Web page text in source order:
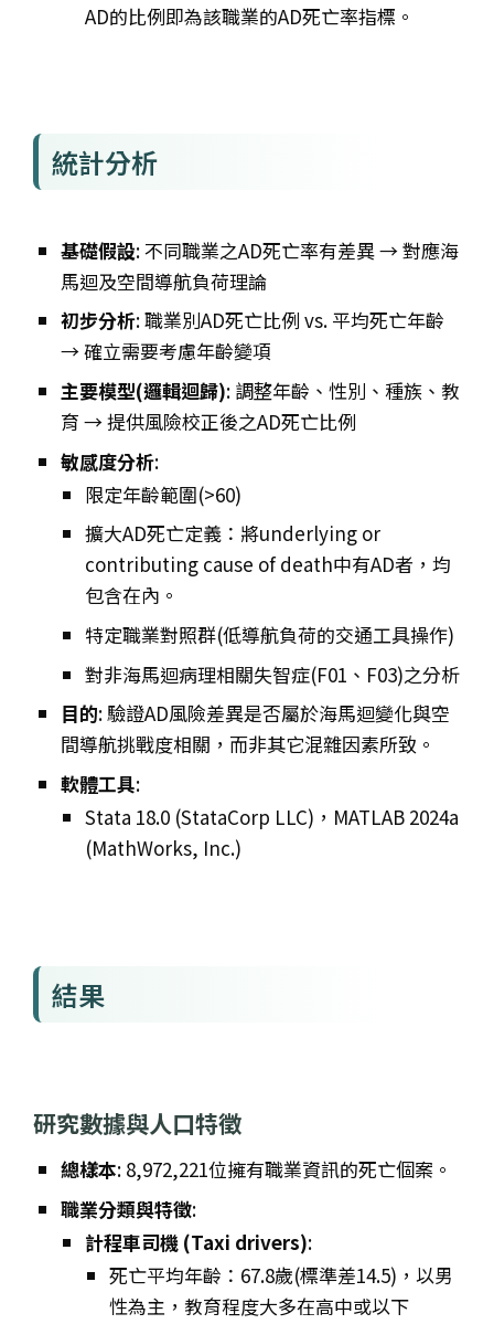
AD的比例即為該職業的AD死亡率指標。
統計分析
基礎假設: 不同職業之AD死亡率有差異 → 對應海
馬迴及空間導航負荷理論
初步分析: 職業別AD死亡比例 vs. 平均死亡年齡
→ 確立需要考慮年齡變項
主要模型(邏輯迴歸): 調整年齡、性別、種族、教
育 → 提供風險校正後之AD死亡比例
敏感度分析:
限定年齡範圍(>60)
擴大AD死亡定義：將underlying or
contributing cause of death中有AD者，均
包含在內。
特定職業對照群(低導航負荷的交通工具操作)
對非海馬迴病理相關失智症(F01、F03)之分析
目的: 驗證AD風險差異是否屬於海馬迴變化與空
間導航挑戰度相關，而非其它混雜因素所致。
軟體工具:
Stata 18.0 (StataCorp LLC)，MATLAB 2024a
(MathWorks, Inc.)
結果
研究數據與人口特徵
總樣本: 8,972,221位擁有職業資訊的死亡個案。
職業分類與特徵:
計程車司機 (Taxi drivers):
死亡平均年齡：67.8歲(標準差14.5)，以男
性為主，教育程度大多在高中或以下